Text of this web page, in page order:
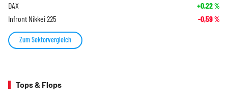
DAX +0,22%
Infront Nikkei 225 -0,59%
Zum Sektorvergleich
Tops & Flops